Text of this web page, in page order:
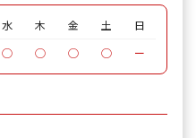
水 木 金 土
日
◯ ◯ ◯ ◯ ー